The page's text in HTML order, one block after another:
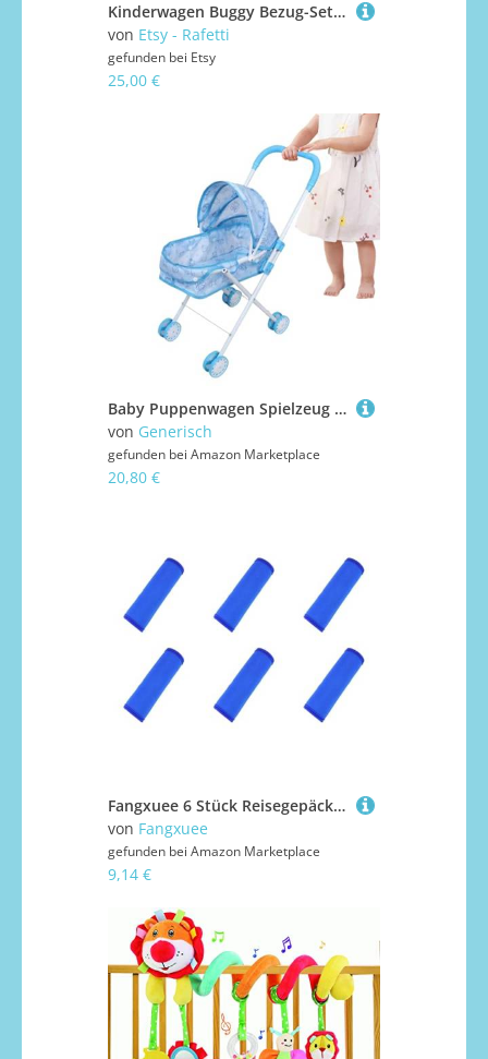
Kinderwagen Buggy Bezug-Set Gurtpolster Bügelschoner Mit Elefanten Rot
von Etsy - Rafetti
gefunden bei Etsy
25,00 €
Baby Puppenwagen Spielzeug - Kinderwagen Mit Sonnendach | Realistischer Zusammenklappbarer Schiebewagen,Für Kinder Mädchen Zuhause Reisen Geburtstag Schule Outdoor
von Generisch
gefunden bei Amazon Marketplace
20,80 €
Fangxuee 6 Stück Reisegepäckanhänger, Griffabdeckungen und Verdickte Griffabdeckungen für Kinderwagen, Blau
von Fangxuee
gefunden bei Amazon Marketplace
9,14 €